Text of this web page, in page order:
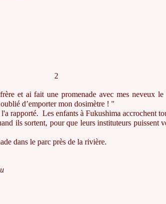
2
et ai fait une promenade avec mes neveux le
d’emporter mon dosimètre ! "
rapporté. Les enfants à Fukushima accrochent
ils sortent, pour que leurs instituteurs puissent
dans le parc près de la rivière.